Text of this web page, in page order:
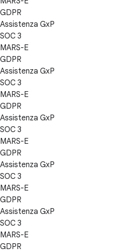
GDPR
Assistenza GxP
SOC 3
MARS-E
GDPR
Assistenza GxP
SOC 3
MARS-E
GDPR
Assistenza GxP
SOC 3
MARS-E
GDPR
Assistenza GxP
SOC 3
MARS-E
GDPR
Assistenza GxP
SOC 3
MARS-E
GDPR